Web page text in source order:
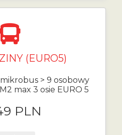
(EURO5)
> 9 osobowy
max 3 osie EURO 5
PLN